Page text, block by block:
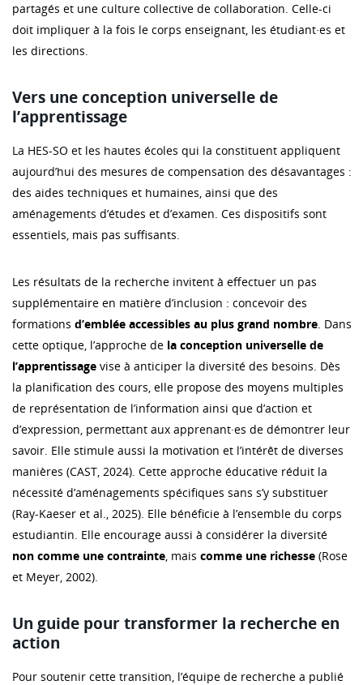
partagés et une culture collective de collaboration. Celle-ci
doit impliquer à la fois le corps enseignant, les étudiant·es et
les directions.
Vers une conception universelle de
l’apprentissage
La HES-SO et les hautes écoles qui la constituent appliquent
aujourd’hui des mesures de compensation des désavantages :
des aides techniques et humaines, ainsi que des
aménagements d’études et d’examen. Ces dispositifs sont
essentiels, mais pas suffisants.
Les résultats de la recherche invitent à effectuer un pas
supplémentaire en matière d’inclusion : concevoir des
formations d’emblée accessibles au plus grand nombre. Dans
cette optique, l’approche de la conception universelle de
l’apprentissage vise à anticiper la diversité des besoins. Dès
la planification des cours, elle propose des moyens multiples
de représentation de l’information ainsi que d’action et
d’expression, permettant aux apprenant·es de démontrer leur
savoir. Elle stimule aussi la motivation et l’intérêt de diverses
manières (CAST, 2024). Cette approche éducative réduit la
nécessité d’aménagements spécifiques sans s’y substituer
(Ray-Kaeser et al., 2025). Elle bénéficie à l’ensemble du corps
estudiantin. Elle encourage aussi à considérer la diversité
non comme une contrainte, mais comme une richesse (Rose
et Meyer, 2002).
Un guide pour transformer la recherche en
action
Pour soutenir cette transition, l’équipe de recherche a publié